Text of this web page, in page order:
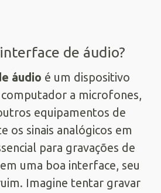
de áudio?
áudio é um dispositivo
a microfones,
equipamentos de
os sinais analógicos em
para gravações de
uma boa interface, seu
Imagine tentar gravar